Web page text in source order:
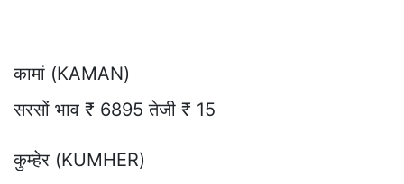
कामां (KAMAN)
सरसों भाव ₹ 6895 तेजी ₹ 15
कुम्हेर (KUMHER)